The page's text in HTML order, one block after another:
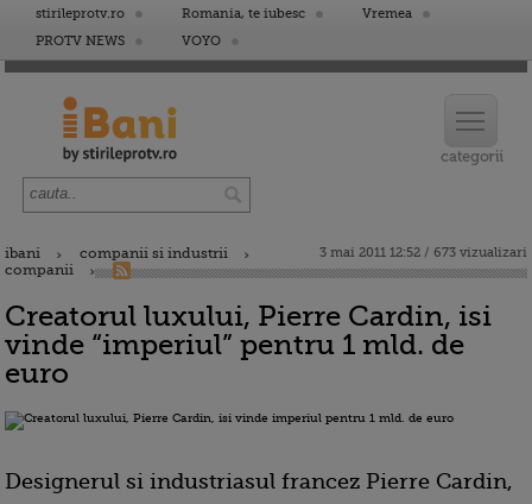
stirileprotv.ro Romania, te iubesc
Vremea
PROTV NEWS
VOYO
ibani
companii si industrii
companii
3 mai 2011 12:52 / 673 vizualizari
Creatorul luxului, Pierre Cardin, isi
vinde “imperiul” pentru 1 mld. de
euro
Designerul si industriasul francez Pierre Cardin,